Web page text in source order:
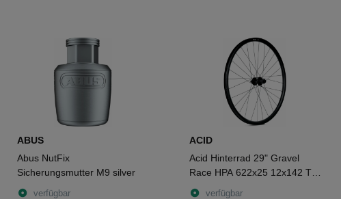
ABUS
Abus NutFix
Sicherungsmutter M9 silver
verfügbar
ACID
Acid Hinterrad 29" Gravel
Race HPA 622x25 12x142 TA
J-Bend CL 28H black, white
verfügbar